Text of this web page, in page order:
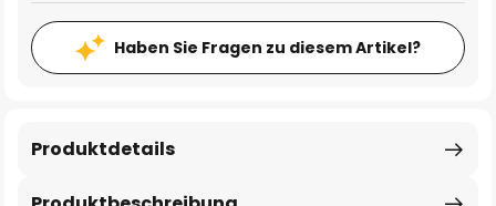
Haben Sie Fragen zu diesem Artikel?
Produktdetails